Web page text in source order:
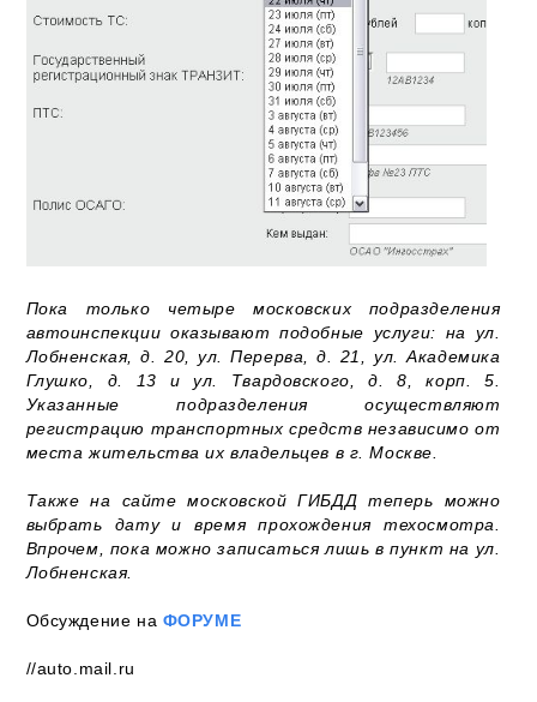
Пока только четыре московских подразделения
автоинспекции оказывают подобные услуги: на ул.
Лобненская, д. 20, ул. Перерва, д. 21, ул. Академика
Глушко, д. 13 и ул. Твардовского, д. 8, корп. 5.
Указанные подразделения осуществляют
регистрацию транспортных средств независимо от
места жительства их владельцев в г. Москве.
Также на сайте московской ГИБДД теперь можно
выбрать дату и время прохождения техосмотра.
Впрочем, пока можно записаться лишь в пункт на ул.
Лобненская.
Обсуждение на ФОРУМЕ
//auto.mail.ru